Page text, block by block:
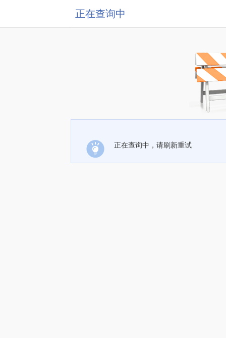
正在查询中
正在查询中，请刷新重试